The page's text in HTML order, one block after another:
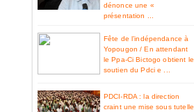
dénonce une «
présentation ...
Fête de l’indépendance à
Yopougon / En attendant
le Ppa-Ci Bictogo obtient le
soutien du Pdci e ...
PDCI-RDA : la direction
craint une mise sous tutelle